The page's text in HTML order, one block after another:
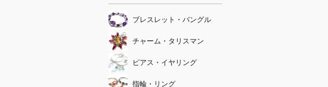
ブレスレット・バングル
チャーム・タリスマン
ピアス・イヤリング
指輪・リング